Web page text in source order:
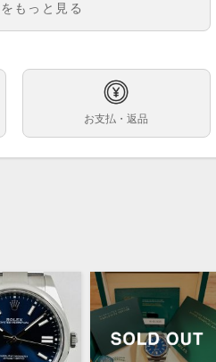
書（2020年9月印） 冊子 カードケ
リーンタグ 白タグ
ダム番シリアル
もっと見る
お支払・返品